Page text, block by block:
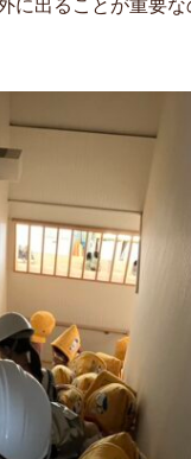
に出ることが重要な